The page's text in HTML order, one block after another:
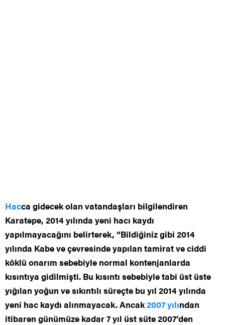
Hacca gidecek olan vatandaşları bilgilendiren
Karatepe, 2014 yılında yeni hacı kaydı
yapılmayacağını belirterek, “Bildiğiniz gibi 2014
yılında Kabe ve çevresinde yapılan tamirat ve ciddi
köklü onarım sebebiyle normal kontenjanlarda
kısıntıya gidilmişti. Bu kısıntı sebebiyle tabi üst üste
yığılan yoğun ve sıkıntılı süreçte bu yıl 2014 yılında
yeni hac kaydı alınmayacak. Ancak2007 yılından
itibaren günümüze kadar 7 yıl üst süte 2007’den